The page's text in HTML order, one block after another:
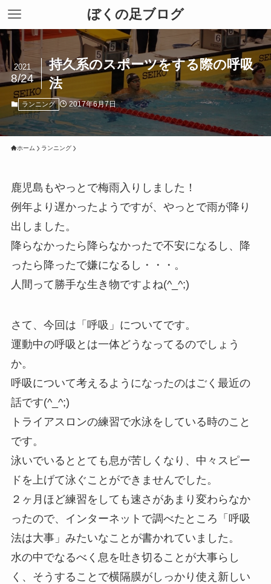
ぼくの足ブログ
持久系のスポーツをする際の呼吸
法
2021
8/24
ランニング 2017年6月7日
ホーム ランニング
鹿児島もやっとで梅雨入りしました！
例年より遅かったようですが、やっとで雨が降り
出しました。
降らなかったら降らなかったで不安になるし、降
ったら降ったで嫌になるし・・・。
人間って勝手な生き物ですよね(^_^;)
さて、今回は「呼吸」についてです。
運動中の呼吸とは一体どうなってるのでしょう
か。
呼吸について考えるようになったのはごく最近の
話です(^_^;)
トライアスロンの練習で水泳をしている時のこと
です。
泳いでいるととても息が苦しくなり、中々スピー
ドを上げて泳ぐことができませんでした。
２ヶ月ほど練習をしても速さがあまり変わらなか
ったので、インターネットで調べたところ「呼吸
法は大事」みたいなことが書かれていました。
水の中でなるべく息を吐き切ることが大事らし
く、そうすることで横隔膜がしっかり使え新しい